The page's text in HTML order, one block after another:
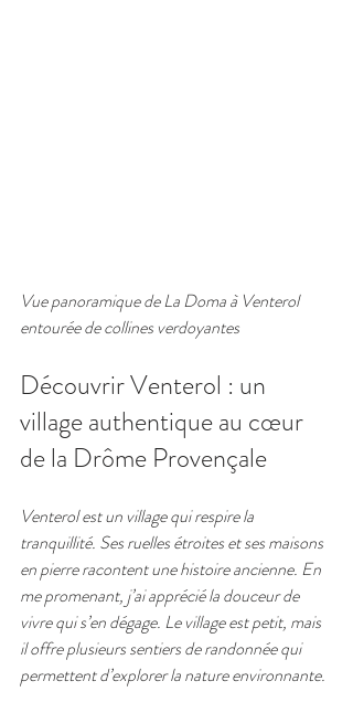
Vue panoramique de La Doma à Venterol
entourée de collines verdoyantes
Découvrir Venterol : un
village authentique au cœur
de la Drôme Provençale
Venterol est un village qui respire la
tranquillité. Ses ruelles étroites et ses maisons
en pierre racontent une histoire ancienne. En
me promenant, j’ai apprécié la douceur de
vivre qui s’en dégage. Le village est petit, mais
il offre plusieurs sentiers de randonnée qui
permettent d’explorer la nature environnante.